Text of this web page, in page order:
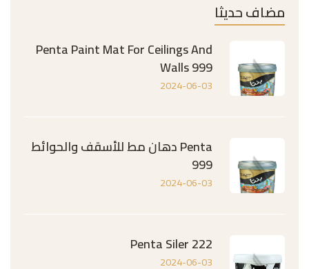
مضاف حديثا
Penta Paint Mat For Ceilings And
Walls 999
2024-06-03
Penta دهان مط للأسقف والحوائط
999
2024-06-03
Penta Siler 222
2024-06-03